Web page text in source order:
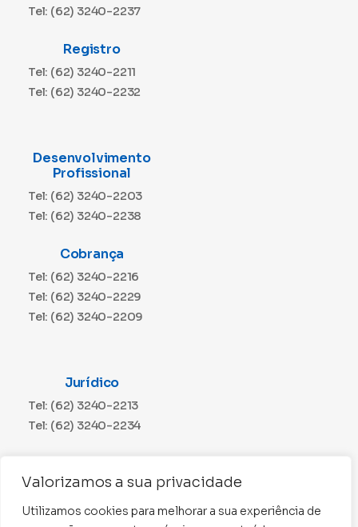
Valorizamos a sua privacidade
Utilizamos cookies para melhorar a sua experiência de
Tel: (62) 3240-2237
Registro
Tel: (62) 3240-2211
Tel: (62) 3240-2232
Desenvolvimento
Profissional
Tel: (62) 3240-2203
Tel: (62) 3240-2238
Cobrança
Tel: (62) 3240-2216
Tel: (62) 3240-2229
Tel: (62) 3240-2209
Jurídico
Tel: (62) 3240-2213
Tel: (62) 3240-2234
Tel: (62) 3240-2230